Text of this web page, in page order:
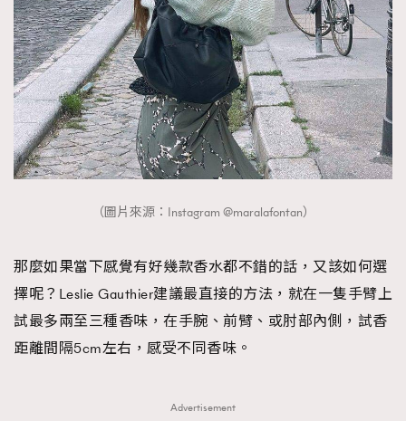
（圖片來源：Instagram @maralafontan）
那麼如果當下感覺有好幾款香水都不錯的話，又該如何選
擇呢？Leslie Gauthier建議最直接的方法，就在一隻手臂上
試最多兩至三種香味，在手腕、前臂、或肘部內側，試香
距離間隔5cm左右，感受不同香味。
Advertisement